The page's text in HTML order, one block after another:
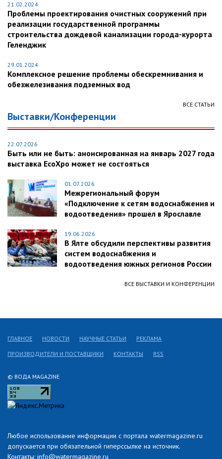
21.02.2024
Проблемы проектирования очистных сооружений при
реализации государственной программы
строительства дождевой канализации города-курорта
Геленджик
29.01.2024
Комплексное решение проблемы обескремнивания и
обезжелезивания подземных вод
ВСЕ СТАТЬИ
Выставки/Конференции
22.07.2026
Быть или не быть: анонсированная на январь 2027 года
выставка EcoXpo может не состояться
01.07.2026
Межрегиональный форум
«Подключение к сетям водоснабжения и
водоотведения» прошел в Ярославле
19.06.2026
В Ялте обсудили перспективы развития
систем водоснабжения и
водоотведения южных регионов России
ВСЕ ВЫСТАВКИ И КОНФЕРЕНЦИИ
© ВОДА MAGAZINE
Любое использование информации с портала watermagazine.ru
допускается при обязательной гиперссылке на источник.
Контакты: info@watermagazine.ru
ГЛАВНОЕ НОВОСТИ НАУЧНЫЕ СТАТЬИ РЕКЛАМА
ПРОИЗВОДИТЕЛИ И ПОСТАВЩИКИ КОНТАКТЫ RSS